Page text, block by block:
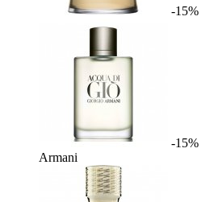
-15%
-15%
Armani